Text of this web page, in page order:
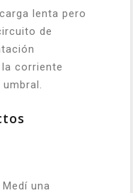
lenta pero
de
corriente
Medí una